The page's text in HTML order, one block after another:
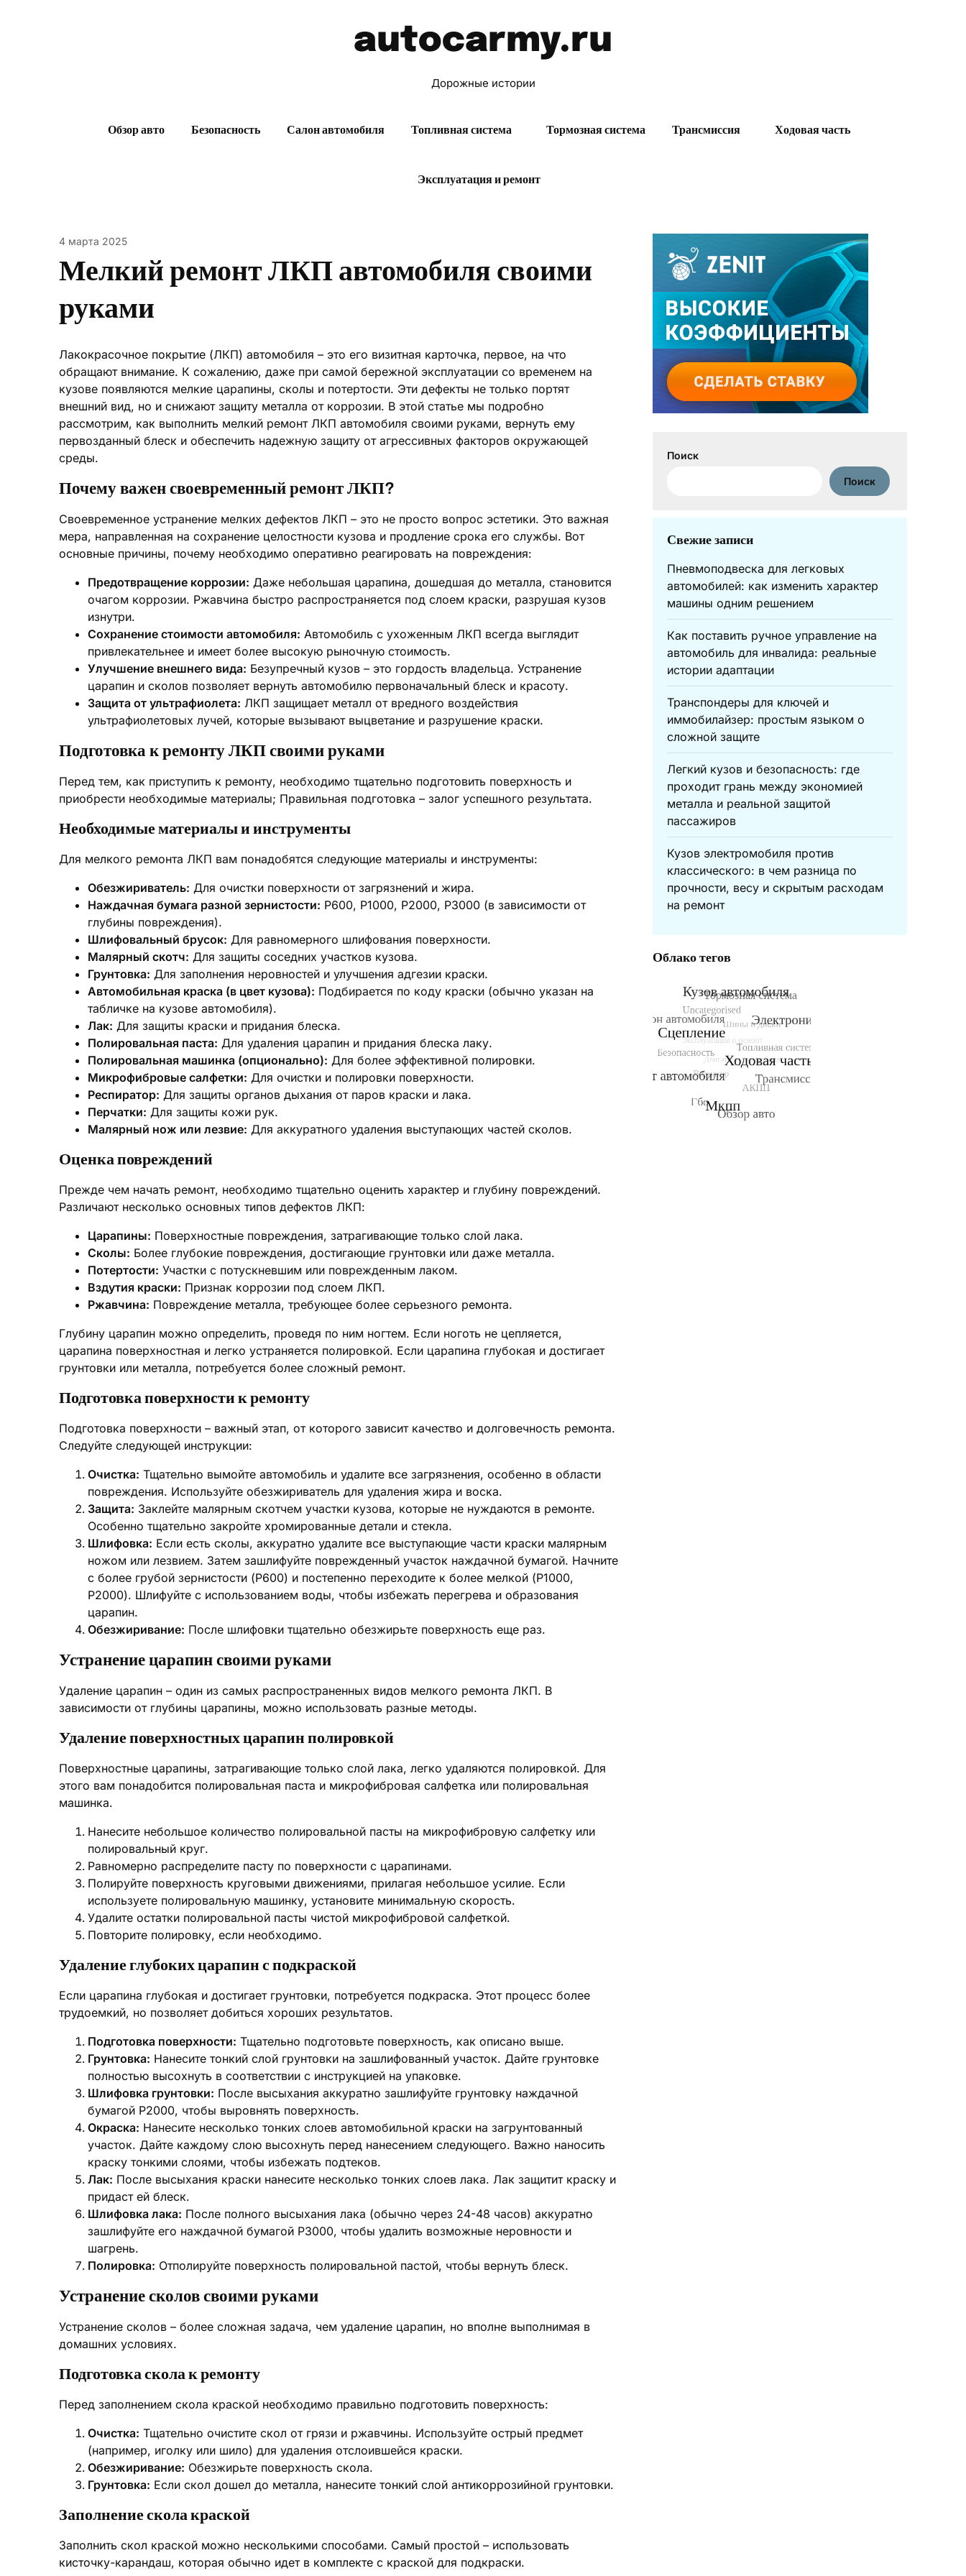
autocarmy.ru
Дорожные истории
Обзор авто Безопасность Салон автомобиля Топливная система Тормозная система Трансмиссия Ходовая часть
Эксплуатация и ремонт
4 марта 2025
Мелкий ремонт ЛКП автомобиля своими
руками
Лакокрасочное покрытие (ЛКП) автомобиля – это его визитная карточка, первое, на что
обращают внимание. К сожалению, даже при самой бережной эксплуатации со временем на
кузове появляются мелкие царапины, сколы и потертости. Эти дефекты не только портят
внешний вид, но и снижают защиту металла от коррозии. В этой статье мы подробно
рассмотрим, как выполнить мелкий ремонт ЛКП автомобиля своими руками, вернуть ему
первозданный блеск и обеспечить надежную защиту от агрессивных факторов окружающей
среды.
Почему важен своевременный ремонт ЛКП?
Своевременное устранение мелких дефектов ЛКП – это не просто вопрос эстетики. Это важная
мера, направленная на сохранение целостности кузова и продление срока его службы. Вот
основные причины, почему необходимо оперативно реагировать на повреждения:
Предотвращение коррозии: Даже небольшая царапина, дошедшая до металла, становится
очагом коррозии. Ржавчина быстро распространяется под слоем краски, разрушая кузов
изнутри.
Сохранение стоимости автомобиля: Автомобиль с ухоженным ЛКП всегда выглядит
привлекательнее и имеет более высокую рыночную стоимость.
Улучшение внешнего вида: Безупречный кузов – это гордость владельца. Устранение
царапин и сколов позволяет вернуть автомобилю первоначальный блеск и красоту.
Защита от ультрафиолета: ЛКП защищает металл от вредного воздействия
ультрафиолетовых лучей, которые вызывают выцветание и разрушение краски.
Подготовка к ремонту ЛКП своими руками
Перед тем, как приступить к ремонту, необходимо тщательно подготовить поверхность и
приобрести необходимые материалы; Правильная подготовка – залог успешного результата.
Необходимые материалы и инструменты
Для мелкого ремонта ЛКП вам понадобятся следующие материалы и инструменты:
Обезжириватель: Для очистки поверхности от загрязнений и жира.
Наждачная бумага разной зернистости: P600, P1000, P2000, P3000 (в зависимости от
глубины повреждения).
Шлифовальный брусок: Для равномерного шлифования поверхности.
Малярный скотч: Для защиты соседних участков кузова.
Грунтовка: Для заполнения неровностей и улучшения адгезии краски.
Автомобильная краска (в цвет кузова): Подбирается по коду краски (обычно указан на
табличке на кузове автомобиля).
Лак: Для защиты краски и придания блеска.
Полировальная паста: Для удаления царапин и придания блеска лаку.
Полировальная машинка (опционально): Для более эффективной полировки.
Микрофибровые салфетки: Для очистки и полировки поверхности.
Респиратор: Для защиты органов дыхания от паров краски и лака.
Перчатки: Для защиты кожи рук.
Малярный нож или лезвие: Для аккуратного удаления выступающих частей сколов.
Оценка повреждений
Прежде чем начать ремонт, необходимо тщательно оценить характер и глубину повреждений.
Различают несколько основных типов дефектов ЛКП:
Царапины: Поверхностные повреждения, затрагивающие только слой лака.
Сколы: Более глубокие повреждения, достигающие грунтовки или даже металла.
Потертости: Участки с потускневшим или поврежденным лаком.
Вздутия краски: Признак коррозии под слоем ЛКП.
Ржавчина: Повреждение металла, требующее более серьезного ремонта.
Глубину царапин можно определить, проведя по ним ногтем. Если ноготь не цепляется,
царапина поверхностная и легко устраняется полировкой. Если царапина глубокая и достигает
грунтовки или металла, потребуется более сложный ремонт.
Подготовка поверхности к ремонту
Подготовка поверхности – важный этап, от которого зависит качество и долговечность ремонта.
Следуйте следующей инструкции:
Очистка: Тщательно вымойте автомобиль и удалите все загрязнения, особенно в области
повреждения. Используйте обезжириватель для удаления жира и воска.
Защита: Заклейте малярным скотчем участки кузова, которые не нуждаются в ремонте.
Особенно тщательно закройте хромированные детали и стекла.
Шлифовка: Если есть сколы, аккуратно удалите все выступающие части краски малярным
ножом или лезвием. Затем зашлифуйте поврежденный участок наждачной бумагой. Начните
с более грубой зернистости (P600) и постепенно переходите к более мелкой (P1000,
P2000). Шлифуйте с использованием воды, чтобы избежать перегрева и образования
царапин.
Обезжиривание: После шлифовки тщательно обезжирьте поверхность еще раз.
Устранение царапин своими руками
Удаление царапин – один из самых распространенных видов мелкого ремонта ЛКП. В
зависимости от глубины царапины, можно использовать разные методы.
Удаление поверхностных царапин полировкой
Поверхностные царапины, затрагивающие только слой лака, легко удаляются полировкой. Для
этого вам понадобится полировальная паста и микрофибровая салфетка или полировальная
машинка.
Нанесите небольшое количество полировальной пасты на микрофибровую салфетку или
полировальный круг.
Равномерно распределите пасту по поверхности с царапинами.
Полируйте поверхность круговыми движениями, прилагая небольшое усилие. Если
используете полировальную машинку, установите минимальную скорость.
Удалите остатки полировальной пасты чистой микрофибровой салфеткой.
Повторите полировку, если необходимо.
Удаление глубоких царапин с подкраской
Если царапина глубокая и достигает грунтовки, потребуется подкраска. Этот процесс более
трудоемкий, но позволяет добиться хороших результатов.
Подготовка поверхности: Тщательно подготовьте поверхность, как описано выше.
Грунтовка: Нанесите тонкий слой грунтовки на зашлифованный участок. Дайте грунтовке
полностью высохнуть в соответствии с инструкцией на упаковке.
Шлифовка грунтовки: После высыхания аккуратно зашлифуйте грунтовку наждачной
бумагой P2000, чтобы выровнять поверхность.
Окраска: Нанесите несколько тонких слоев автомобильной краски на загрунтованный
участок. Дайте каждому слою высохнуть перед нанесением следующего. Важно наносить
краску тонкими слоями, чтобы избежать подтеков.
Лак: После высыхания краски нанесите несколько тонких слоев лака. Лак защитит краску и
придаст ей блеск.
Шлифовка лака: После полного высыхания лака (обычно через 24-48 часов) аккуратно
зашлифуйте его наждачной бумагой P3000, чтобы удалить возможные неровности и
шагрень.
Полировка: Отполируйте поверхность полировальной пастой, чтобы вернуть блеск.
Устранение сколов своими руками
Устранение сколов – более сложная задача, чем удаление царапин, но вполне выполнимая в
домашних условиях.
Подготовка скола к ремонту
Перед заполнением скола краской необходимо правильно подготовить поверхность:
Очистка: Тщательно очистите скол от грязи и ржавчины. Используйте острый предмет
(например, иголку или шило) для удаления отслоившейся краски.
Обезжиривание: Обезжирьте поверхность скола.
Грунтовка: Если скол дошел до металла, нанесите тонкий слой антикоррозийной грунтовки.
Заполнение скола краской
Заполнить скол краской можно несколькими способами. Самый простой – использовать
кисточку-карандаш, которая обычно идет в комплекте с краской для подкраски.
Поиск
Поиск
Свежие записи
Пневмоподвеска для легковых
автомобилей: как изменить характер
машины одним решением
Как поставить ручное управление на
автомобиль для инвалида: реальные
истории адаптации
Транспондеры для ключей и
иммобилайзер: простым языком о
сложной защите
Легкий кузов и безопасность: где
проходит грань между экономией
металла и реальной защитой
пассажиров
Кузов электромобиля против
классического: в чем разница по
прочности, весу и скрытым расходам
на ремонт
Облако тегов